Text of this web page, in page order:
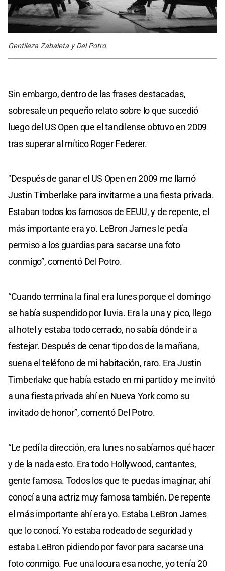
Gentileza Zabaleta y Del Potro.
Sin embargo, dentro de las frases destacadas,
sobresale un pequeño relato sobre lo que sucedió
luego del US Open que el tandilense obtuvo en 2009
tras superar al mítico Roger Federer.
"Después de ganar el US Open en 2009 me llamó
Justin Timberlake para invitarme a una fiesta privada.
Estaban todos los famosos de EEUU, y de repente, el
más importante era yo. LeBron James le pedía
permiso a los guardias para sacarse una foto
conmigo”, comentó Del Potro.
“Cuando termina la final era lunes porque el domingo
se había suspendido por lluvia. Era la una y pico, llego
al hotel y estaba todo cerrado, no sabía dónde ir a
festejar. Después de cenar tipo dos de la mañana,
suena el teléfono de mi habitación, raro. Era Justin
Timberlake que había estado en mi partido y me invitó
a una fiesta privada ahí en Nueva York como su
invitado de honor”, comentó Del Potro.
“Le pedí la dirección, era lunes no sabíamos qué hacer
y de la nada esto. Era todo Hollywood, cantantes,
gente famosa. Todos los que te puedas imaginar, ahí
conocí a una actriz muy famosa también. De repente
el más importante ahí era yo. Estaba LeBron James
que lo conocí. Yo estaba rodeado de seguridad y
estaba LeBron pidiendo por favor para sacarse una
foto conmigo. Fue una locura esa noche, yo tenía 20